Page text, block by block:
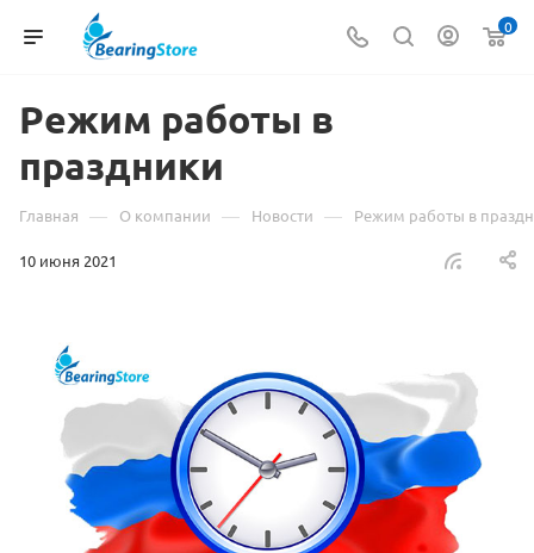
0
Режим работы в
праздники
Главная — О компании — Новости — Режим работы в
10 июня 2021